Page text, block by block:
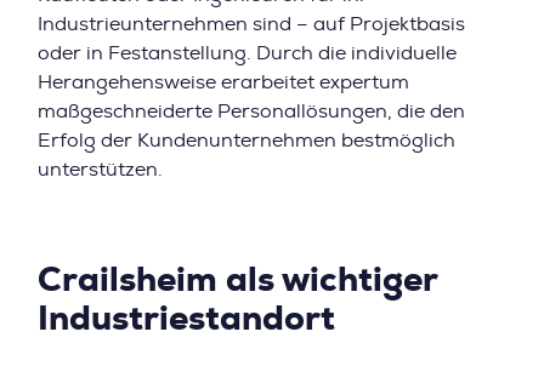
Industrieunternehmen sind – auf Projektbasis
oder in Festanstellung. Durch die individuelle
Herangehensweise erarbeitet expertum
maßgeschneiderte Personallösungen, die den
Erfolg der Kundenunternehmen bestmöglich
unterstützen.
Crailsheim als wichtiger
Industriestandort